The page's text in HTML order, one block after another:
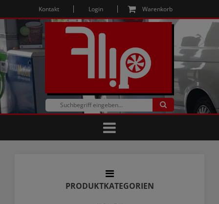
Kontakt Login Warenkorb
PRODUKTKATEGORIEN